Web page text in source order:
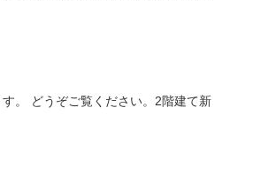
。 どうぞご覧ください。2階建て新